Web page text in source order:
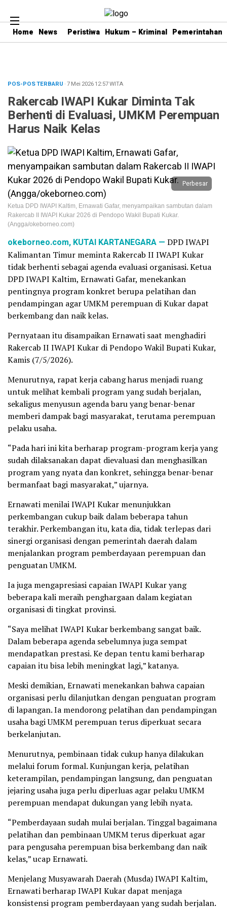
Home News Peristiwa Hukum – Kriminal Pemerintahan
POS-POS TERBARU · 7 Mei 202612:57WITA
Rakercab IWAPI Kukar Diminta Tak
Berhenti di Evaluasi, UMKM Perempuan
Harus Naik Kelas
Perbesar
Ketua DPD IWAPI Kaltim, Ernawati Gafar, menyampaikan sambutan dalam
Rakercab II IWAPI Kukar 2026 di Pendopo Wakil Bupati Kukar.
(Angga/okeborneo.com)
okeborneo.com, KUTAI KARTANEGARA — DPD IWAPI
Kalimantan Timur meminta Rakercab II IWAPI Kukar
tidak berhenti sebagai agenda evaluasi organisasi. Ketua
DPD IWAPI Kaltim, Ernawati Gafar, menekankan
pentingnya program konkret berupa pelatihan dan
pendampingan agar UMKM perempuan di Kukar dapat
berkembang dan naik kelas.
Pernyataan itu disampaikan Ernawati saat menghadiri
Rakercab II IWAPI Kukar di Pendopo Wakil Bupati Kukar,
Kamis (7/5/2026).
Menurutnya, rapat kerja cabang harus menjadi ruang
untuk melihat kembali program yang sudah berjalan,
sekaligus menyusun agenda baru yang benar-benar
memberi dampak bagi masyarakat, terutama perempuan
pelaku usaha.
“Pada hari ini kita berharap program-program kerja yang
sudah dilaksanakan dapat dievaluasi dan menghasilkan
program yang nyata dan konkret, sehingga benar-benar
bermanfaat bagi masyarakat,” ujarnya.
Ernawati menilai IWAPI Kukar menunjukkan
perkembangan cukup baik dalam beberapa tahun
terakhir. Perkembangan itu, kata dia, tidak terlepas dari
sinergi organisasi dengan pemerintah daerah dalam
menjalankan program pemberdayaan perempuan dan
penguatan UMKM.
Ia juga mengapresiasi capaian IWAPI Kukar yang
beberapa kali meraih penghargaan dalam kegiatan
organisasi di tingkat provinsi.
“Saya melihat IWAPI Kukar berkembang sangat baik.
Dalam beberapa agenda sebelumnya juga sempat
mendapatkan prestasi. Ke depan tentu kami berharap
capaian itu bisa lebih meningkat lagi,” katanya.
Meski demikian, Ernawati menekankan bahwa capaian
organisasi perlu dilanjutkan dengan penguatan program
di lapangan. Ia mendorong pelatihan dan pendampingan
usaha bagi UMKM perempuan terus diperkuat secara
berkelanjutan.
Menurutnya, pembinaan tidak cukup hanya dilakukan
melalui forum formal. Kunjungan kerja, pelatihan
keterampilan, pendampingan langsung, dan penguatan
jejaring usaha juga perlu diperluas agar pelaku UMKM
perempuan mendapat dukungan yang lebih nyata.
“Pemberdayaan sudah mulai berjalan. Tinggal bagaimana
pelatihan dan pembinaan UMKM terus diperkuat agar
para pengusaha perempuan bisa berkembang dan naik
kelas,” ucap Ernawati.
Menjelang Musyawarah Daerah (Musda) IWAPI Kaltim,
Ernawati berharap IWAPI Kukar dapat menjaga
konsistensi program pemberdayaan yang sudah berjalan.